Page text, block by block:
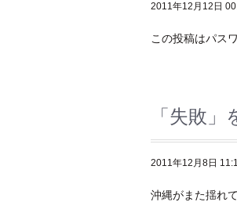
2011年12月12日
この投稿はパス
「失敗
2011年12月8日
沖縄がまた揺れ